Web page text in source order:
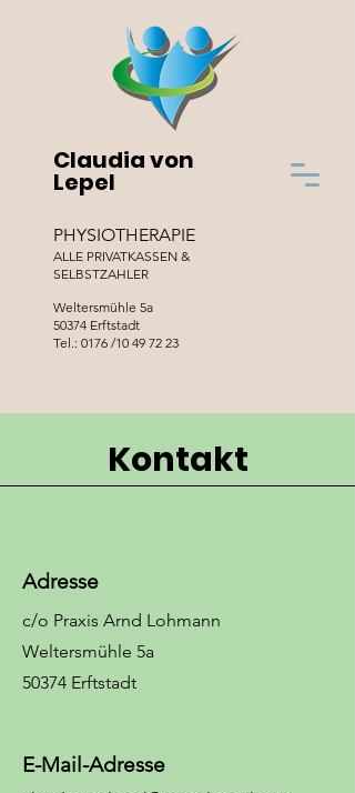
Claudia von
Lepel
PHYSIOTHERAPIE
ALLE PRIVATKASSEN &
SELBSTZAHLER
Weltersmühle 5a
50374 Erftstadt
Tel.: 0176 /10 49 72 23
Kontakt
Adresse
c/o Praxis Arnd Lohmann
Weltersmühle 5a
50374 Erftstadt
E-Mail-Adresse